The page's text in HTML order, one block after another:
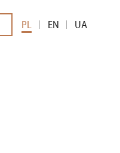
PL EN UA